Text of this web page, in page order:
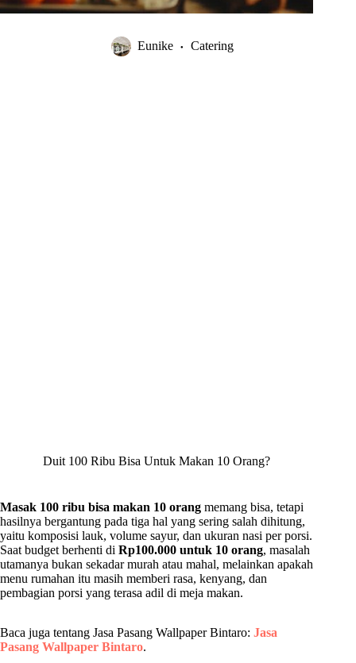
Eunike Catering
Duit 100 Ribu Bisa Untuk Makan 10 Orang?
Masak 100 ribu bisa makan 10 orang memang bisa, tetapi
hasilnya bergantung pada tiga hal yang sering salah dihitung,
yaitu komposisi lauk, volume sayur, dan ukuran nasi per porsi.
Saat budget berhenti di Rp100.000 untuk 10 orang, masalah
utamanya bukan sekadar murah atau mahal, melainkan apakah
menu rumahan itu masih memberi rasa, kenyang, dan
pembagian porsi yang terasa adil di meja makan.
Baca juga tentang Jasa Pasang Wallpaper Bintaro: Jasa
Pasang Wallpaper Bintaro.